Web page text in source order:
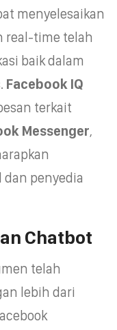
menyelesaikan
real-time telah
baik dalam
Facebook IQ
terkait
Messenger,
penyedia
Chatbot
telah
lebih dari